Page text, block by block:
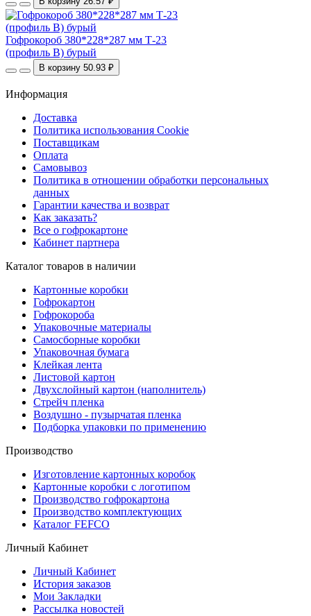
Гофрокороб 380*228*287 мм Т-23
(профиль B) бурый
В корзину 50.93 ₽
Информация
Доставка
Политика использования Cookie
Поставщикам
Оплата
Самовывоз
Политика в отношении обработки персональных
данных
Гарантии качества и возврат
Как заказать?
Все о гофрокартоне
Кабинет партнера
Каталог товаров в наличии
Картонные коробки
Гофрокартон
Гофрокороба
Упаковочные материалы
Самосборные коробки
Упаковочная бумага
Клейкая лента
Листовой картон
Двухслойный картон (наполнитель)
Стрейч пленка
Воздушно - пузырчатая пленка
Подборка упаковки по применению
Производство
Изготовление картонных коробок
Картонные коробки с логотипом
Производство гофрокартона
Производство комплектующих
Каталог FEFCO
Личный Кабинет
Личный Кабинет
История заказов
Мои Закладки
Рассылка новостей